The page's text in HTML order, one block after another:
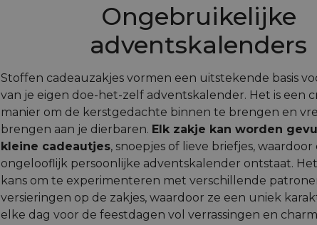
Ongebruikelijke
adventskalenders
Stoffen cadeauzakjes vormen een uitstekende basis
van je eigen doe-het-zelf adventskalender. Het is een
manier om de kerstgedachte binnen te brengen en
brengen aan je dierbaren. Elk zakje kan worden
kleine cadeautjes, snoepjes of lieve briefjes, waardoor
ongelooflijk persoonlijke adventskalender ontstaat.
kans om te experimenteren met verschillende
versieringen op de zakjes, waardoor ze een uniek
elke dag voor de feestdagen vol verrassingen en